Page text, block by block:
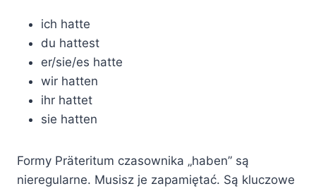
ich hatte
du hattest
er/sie/es hatte
wir hatten
ihr hattet
sie hatten
Formy Präteritum czasownika „haben” są
nieregularne. Musisz je zapamiętać. Są kluczowe